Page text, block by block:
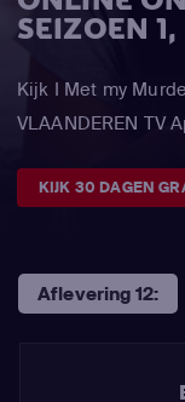
SEIZOEN
Kijk I Met my
VLAANDEREN TV
KIJK 30 DAGEN
Aflevering 12: